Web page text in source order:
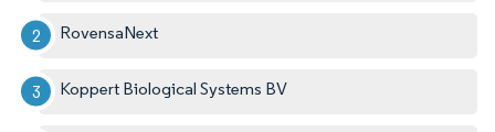
RovensaNext
Koppert Biological Systems BV